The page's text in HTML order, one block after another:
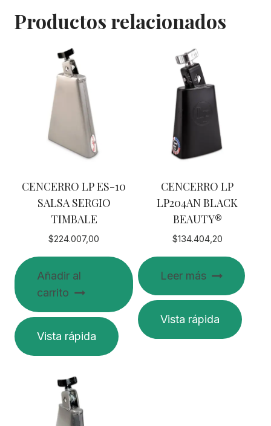
Productos relacionados
CENCERRO LP ES-10
SALSA SERGIO
TIMBALE
$224.007,00
Añadir al
carrito
Vista rápida
CENCERRO LP
LP204AN BLACK
BEAUTY®
$134.404,20
Leer más
Vista rápida